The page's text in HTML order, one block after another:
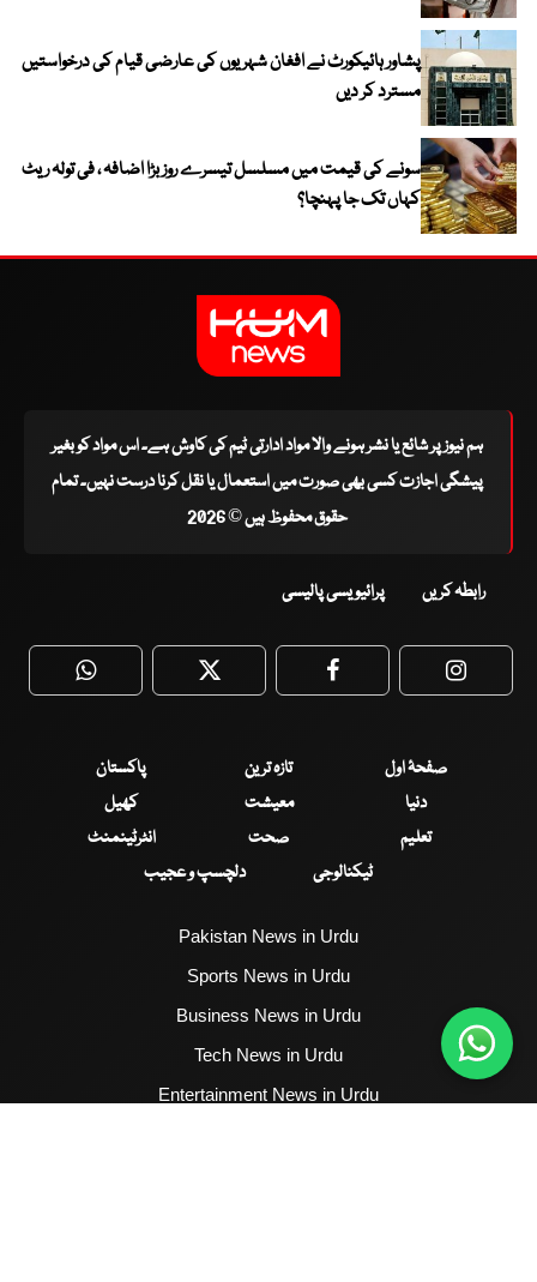
پشاور ہائیکورٹ نے افغان شہریوں کی عارضی قیام کی درخواستیں
مسترد کر دیں
سونے کی قیمت میں مسلسل تیسرے روز بڑا اضافہ ، فی تولہ ریٹ
کہاں تک جا پہنچا؟
ہم نیوز پر شائع یا نشر ہونے والا مواد ادارتی ٹیم کی کاوش ہے۔ اس مواد کو بغیر
پیشگی اجازت کسی بھی صورت میں استعمال یا نقل کرنا درست نہیں۔ تمام
حقوق محفوظ ہیں © 2026
رابطہ کریں پرائیویسی پالیسی
WhatsApp Twitter Facebook
صفحۂ اول تازہ ترین
پاکستان
دنیا
معیشت
کھیل
تعلیم
صحت
انٹرٹینمنٹ
ٹیکنالوجی
دلچسپ و عجیب
Pakistan News in Urdu
Sports News in Urdu
Business News in Urdu
Tech News in Urdu
Entertainment News in Urdu